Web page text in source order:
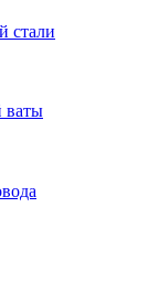
стали
ваты